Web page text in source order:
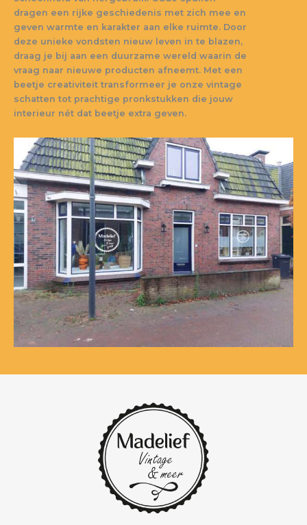
dragen een rijke geschiedenis met zich mee en
geven warmte en karakter aan elke ruimte. Door
deze unieke vondsten nieuw leven in te blazen,
draag je bij aan een duurzame wereld waarin de
vraag naar nieuwe producten afneemt. Met een
beetje creativiteit transformeer je onze vintage
schatten tot prachtige pronkstukken die jouw
interieur nét dat beetje extra geven.